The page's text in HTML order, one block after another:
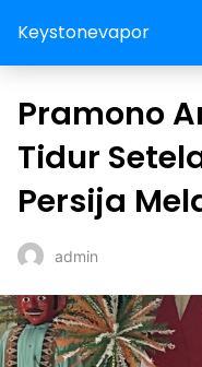
Keystonevapor
Pramono
Tidur
Persija
admin